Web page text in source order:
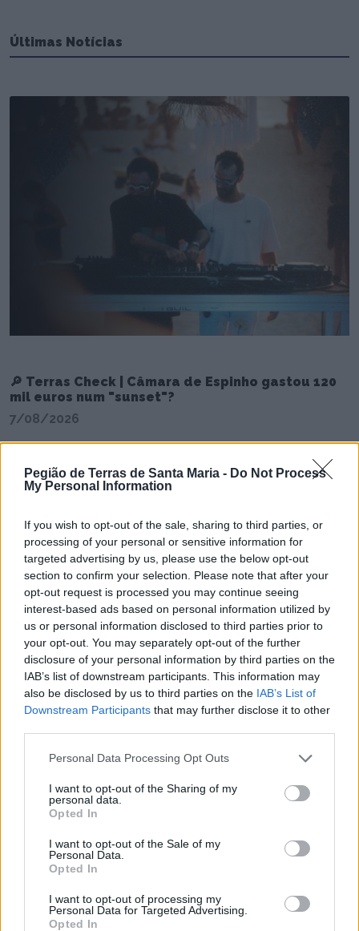
Pegião de Terras de Santa Maria - Do Not Process
My Personal Information
If you wish to opt-out of the sale, sharing to third parties, or
processing of your personal or sensitive information for
targeted advertising by us, please use the below opt-out
section to confirm your selection. Please note that after your
opt-out request is processed you may continue seeing
interest-based ads based on personal information utilized by
us or personal information disclosed to third parties prior to
your opt-out. You may separately opt-out of the further
disclosure of your personal information by third parties on the
IAB’s list of downstream participants. This information may
also be disclosed by us to third parties on the IAB’s List of
Downstream Participants that may further disclose it to other
Personal Data Processing Opt Outs
I want to opt-out of the Sharing of my
personal data.
Opted In
I want to opt-out of the Sale of my
Personal Data.
Opted In
I want to opt-out of processing my
Personal Data for Targeted Advertising.
Opted In
Últimas Notícias
🔎 Terras Check | Câmara de Espinho gastou 120
mil euros num "sunset"?
7/08/2026
💶 Quanto Custou? | Fogo de artifício (de 11
7/08/2026